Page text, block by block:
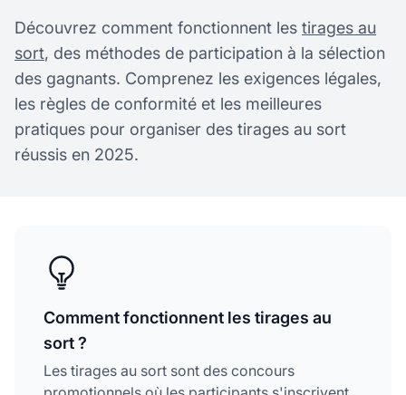
Découvrez comment fonctionnent les tirages au
sort, des méthodes de participation à la sélection
des gagnants. Comprenez les exigences légales,
les règles de conformité et les meilleures
pratiques pour organiser des tirages au sort
réussis en 2025.
Comment fonctionnent les tirages au
sort ?
Les tirages au sort sont des concours